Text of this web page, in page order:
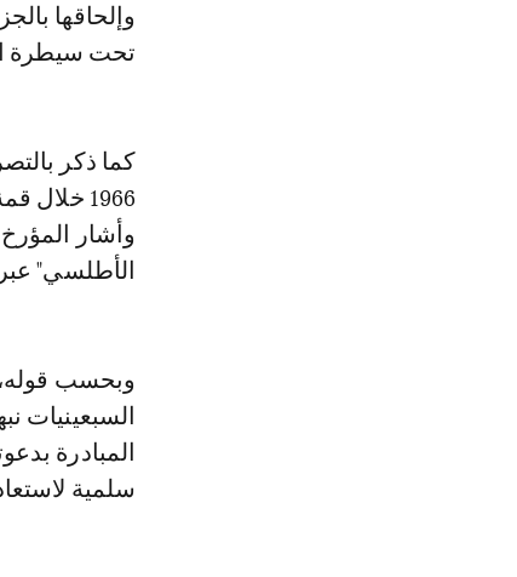
وإلحاقها
تحت سيطرة
كما ذكر
1966
وأشار
الأطلسي"
وبحسب قوله،
السبعينيات
سلمية